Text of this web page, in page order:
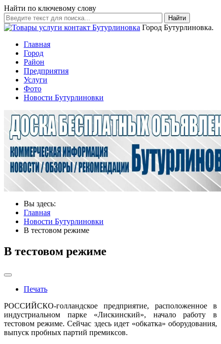
Найти по ключевому слову
Найти
Город Бутурлиновка.
Главная
Город
Район
Предприятия
Услуги
Фото
Новости Бутурлиновки
Вы здесь:
Главная
Новости Бутурлиновки
В тестовом режиме
В тестовом режиме
Печать
РОССИЙСКО-голландское предприятие, расположенное в
индустриальном парке «Лискинский», начало работу в
тестовом режиме. Сейчас здесь идет «обкатка» оборудования,
выпуск пробных партий премиксов.